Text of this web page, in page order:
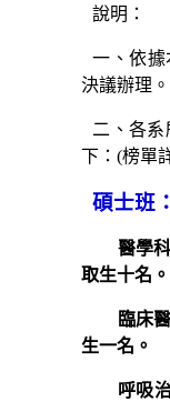
說明：
一、依據
決議辦理。
二、各系
下： (榜單
碩士班：
醫學
取生十名。
臨床
生一名。
呼吸